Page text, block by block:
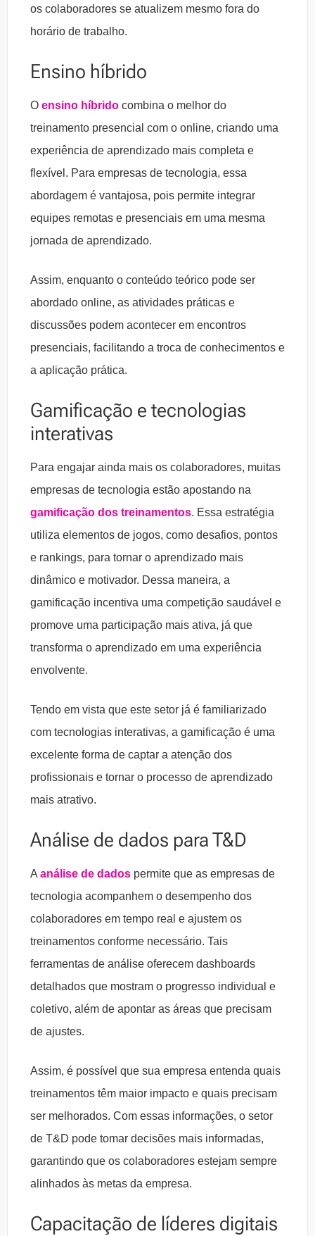
os colaboradores se atualizem mesmo fora do
horário de trabalho.
Ensino híbrido
O ensino híbrido combina o melhor do
treinamento presencial com o online, criando uma
experiência de aprendizado mais completa e
flexível. Para empresas de tecnologia, essa
abordagem é vantajosa, pois permite integrar
equipes remotas e presenciais em uma mesma
jornada de aprendizado.
Assim, enquanto o conteúdo teórico pode ser
abordado online, as atividades práticas e
discussões podem acontecer em encontros
presenciais, facilitando a troca de conhecimentos e
a aplicação prática.
Gamificação e tecnologias
interativas
Para engajar ainda mais os colaboradores, muitas
empresas de tecnologia estão apostando na
gamificação dos treinamentos. Essa estratégia
utiliza elementos de jogos, como desafios, pontos
e rankings, para tornar o aprendizado mais
dinâmico e motivador. Dessa maneira, a
gamificação incentiva uma competição saudável e
promove uma participação mais ativa, já que
transforma o aprendizado em uma experiência
envolvente.
Tendo em vista que este setor já é familiarizado
com tecnologias interativas, a gamificação é uma
excelente forma de captar a atenção dos
profissionais e tornar o processo de aprendizado
mais atrativo.
Análise de dados para T&D
A análise de dados permite que as empresas de
tecnologia acompanhem o desempenho dos
colaboradores em tempo real e ajustem os
treinamentos conforme necessário. Tais
ferramentas de análise oferecem dashboards
detalhados que mostram o progresso individual e
coletivo, além de apontar as áreas que precisam
de ajustes.
Assim, é possível que sua empresa entenda quais
treinamentos têm maior impacto e quais precisam
ser melhorados. Com essas informações, o setor
de T&D pode tomar decisões mais informadas,
garantindo que os colaboradores estejam sempre
alinhados às metas da empresa.
Capacitação de líderes digitais